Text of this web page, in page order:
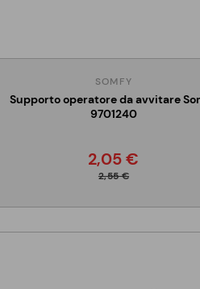
SOMFY
Supporto operatore da avvitare
9701240
2,05 €
2,55 €